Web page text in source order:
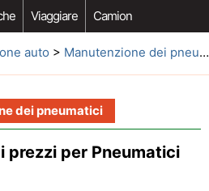
Viaggiare Camion
Auto Car Opzioni Aftermarket
auto > Manutenzione dei pneumatici
dei pneumatici
prezzi per Pneumatici